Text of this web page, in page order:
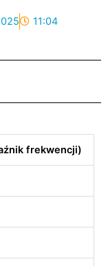
11:04
frekwencji)